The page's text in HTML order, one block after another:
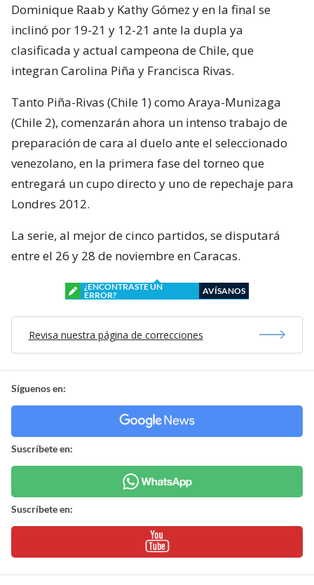
Dominique Raab y Kathy Gómez y en la final se
inclinó por 19-21 y 12-21 ante la dupla ya
clasificada y actual campeona de Chile, que
integran Carolina Piña y Francisca Rivas.
Tanto Piña-Rivas (Chile 1) como Araya-Munizaga
(Chile 2), comenzarán ahora un intenso trabajo de
preparación de cara al duelo ante el seleccionado
venezolano, en la primera fase del torneo que
entregará un cupo directo y uno de repechaje para
Londres 2012.
La serie, al mejor de cinco partidos, se disputará
entre el 26 y 28 de noviembre en Caracas.
¿ENCONTRASTE UN
ERROR?
AVÍSANOS
Revisa nuestra página de correcciones
Síguenos en:
Suscríbete en:
Suscríbete en: